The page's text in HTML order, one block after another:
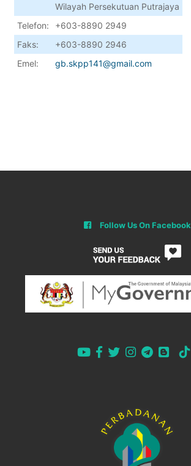
Wilayah Persekutuan Putrajaya
Telefon:
+603-8890 2949
Faks:
+603-8890 2946
Emel:
gb.skpp141@gmail.com
Follow Us On Facebook